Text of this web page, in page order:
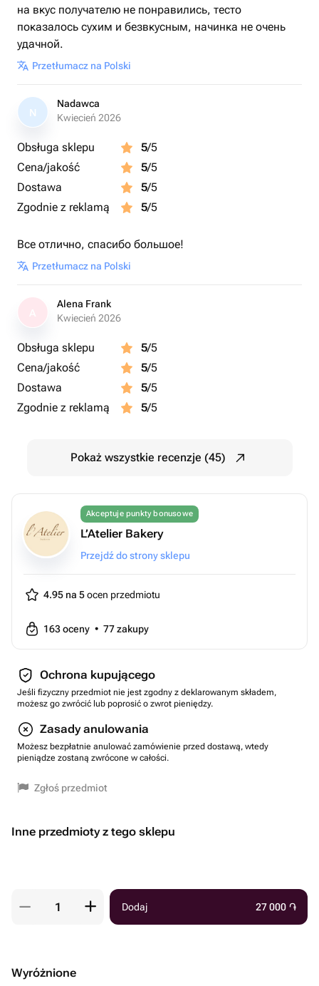
на вкус получателю не понравились, тесто
показалось сухим и безвкусным, начинка не очень
удачной.
Przetłumacz na Polski
N
Nadawca
Kwiecień 2026
Obsługa sklepu 5/5
Cena/jakość
5/5
Dostawa
5/5
Zgodnie z reklamą
5/5
Все отлично, спасибо большое!
Przetłumacz na Polski
Alena Frank
Kwiecień 2026
Obsługa sklepu 5/5
Cena/jakość
5/5
Dostawa
5/5
Zgodnie z reklamą
5/5
Pokaż wszystkie recenzje (45)
Akceptuje punkty bonusowe
L’Atelier Bakery
Przejdź do strony sklepu
4.95 na 5ocen przedmiotu
163oceny • 77zakupy
Ochrona kupującego
Jeśli fizyczny przedmiot nie jest zgodny z deklarowanym składem,
możesz go zwrócić lub poprosić o zwrot pieniędzy.
Zasady anulowania
Możesz bezpłatnie anulować zamówienie przed dostawą, wtedy
pieniądze zostaną zwrócone w całości.
Zgłoś przedmiot
Inne przedmioty z tego sklepu
Dodaj 27 000 ֏
Wyróżnione